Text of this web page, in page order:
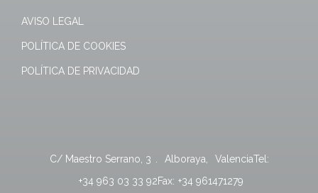
AVISO LEGAL
POLÍTICA DE COOKIES
POLÍTICA DE PRIVACIDAD
C/ Maestro Serrano, 3 Alboraya ValenciaTel:
+34 963 03 33 92Fax: +34 961471279